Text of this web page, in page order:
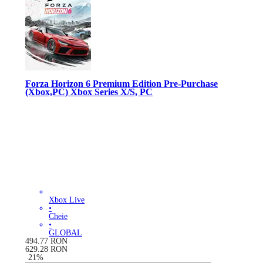
Forza Horizon 6 Premium Edition Pre-Purchase
(Xbox,PC) Xbox Series X/S, PC
Xbox Live
•
Cheie
•
GLOBAL
494.77 RON
629.28 RON
-21 %